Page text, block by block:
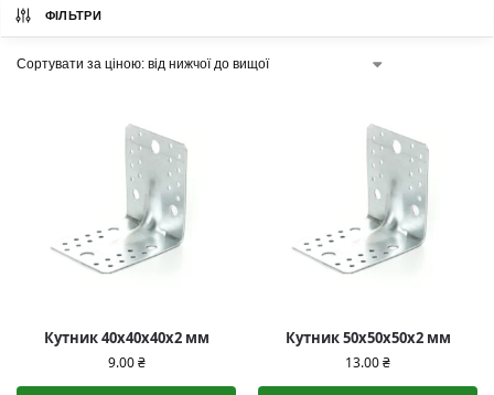
ФІЛЬТРИ
Кутник 40х40х40х2 мм
9.00₴
Кутник 50х50х50х2 мм
13.00₴